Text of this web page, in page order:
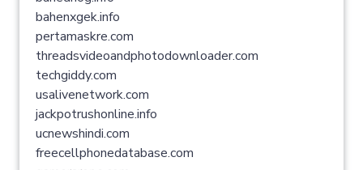
bahenxgek.info
pertamaskre.com
threadsvideoandphotodownloader.com
techgiddy.com
usalivenetwork.com
jackpotrushonline.info
ucnewshindi.com
freecellphonedatabase.com